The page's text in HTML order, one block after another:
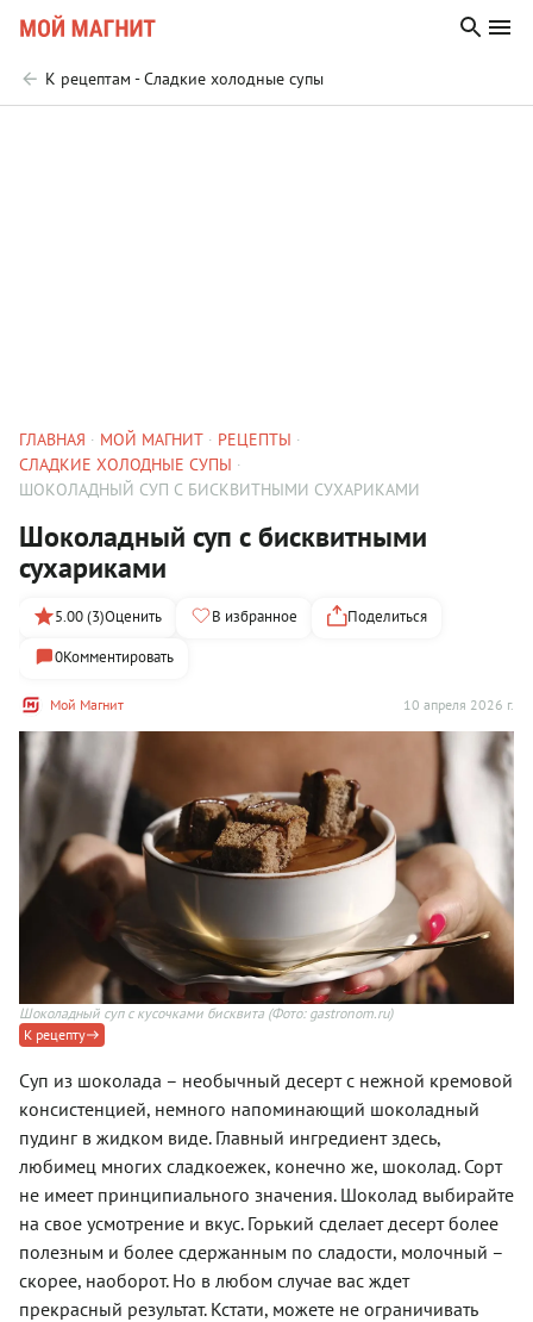
К рецептам - Сладкие холодные супы
ГЛАВНАЯ МОЙ МАГНИТ
РЕЦЕПТЫ
СЛАДКИЕ ХОЛОДНЫЕ СУПЫ
ШОКОЛАДНЫЙ СУП С БИСКВИТНЫМИ СУХАРИКАМИ
Шоколадный суп с бисквитными
сухариками
Мой Магнит 10 апреля 2026 г.
5.00 (3)Оценить В избранное
Поделиться
0Комментировать
Шоколадный суп с кусочками бисквита (Фото: gastronom.ru)
К рецепту
Суп из шоколада – необычный десерт с нежной кремовой
консистенцией, немного напоминающий шоколадный
пудинг в жидком виде. Главный ингредиент здесь,
любимец многих сладкоежек, конечно же, шоколад. Сорт
не имеет принципиального значения. Шоколад выбирайте
на свое усмотрение и вкус. Горький сделает десерт более
полезным и более сдержанным по сладости, молочный –
скорее, наоборот. Но в любом случае вас ждет
прекрасный результат. Кстати, можете не ограничивать